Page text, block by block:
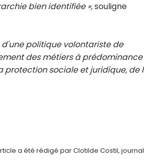
bien identifiée »,souligne
politique volontariste de
des métiers à prédominance
protection sociale et juridique, de
a été rédigé par Clotilde Costil,